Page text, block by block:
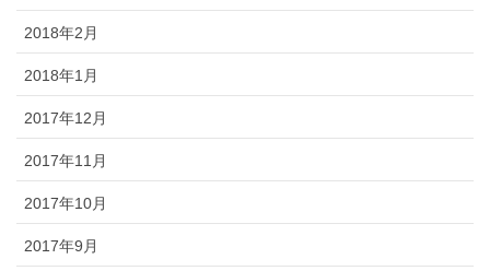
2018年2月
2018年1月
2017年12月
2017年11月
2017年10月
2017年9月